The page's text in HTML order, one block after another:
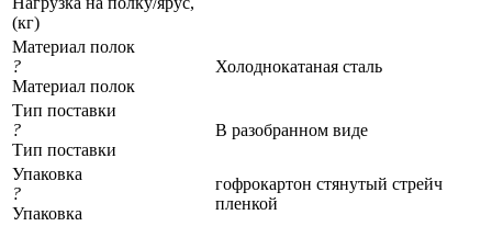
(кг)
Материал полок
?
Материал полок
Холоднокатаная сталь
Тип поставки
?
Тип поставки
В разобранном виде
Упаковка
?
Упаковка
гофрокартон стянутый стрейч
пленкой